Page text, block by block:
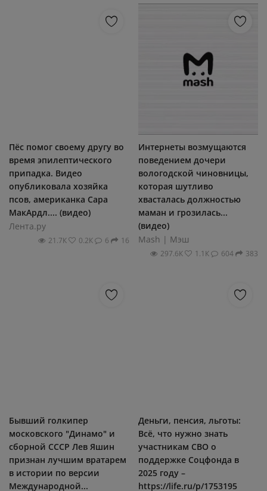
Пёс помог своему другу во
время эпилептического
припадка. Видео
опубликовала хозяйка
псов, американка Сара
МакАрдл.... (видео)
Лента.ру
21.7К 0.2К 6 16
Интернеты возмущаются
поведением дочери
вологодской чиновницы,
которая шутливо
хвасталась должностью
маман и грозилась...
(видео)
Mash | Мэш
297.6К 1.1К 604 383
Бывший голкипер
московского "Динамо" и
сборной СССР Лев Яшин
признан лучшим вратарем
в истории по версии
Международной...
Деньги, пенсия, льготы:
Всё, что нужно знать
участникам СВО о
поддержке Соцфонда в
2025 году –
https://life.ru/p/1753195